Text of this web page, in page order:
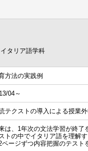
タリア語学科
方法の実践例
04～
テクストの導入による授業
は、1年次の文法学習が終了
トの中でイタリア語を理解
ページずつ内容把握のテス